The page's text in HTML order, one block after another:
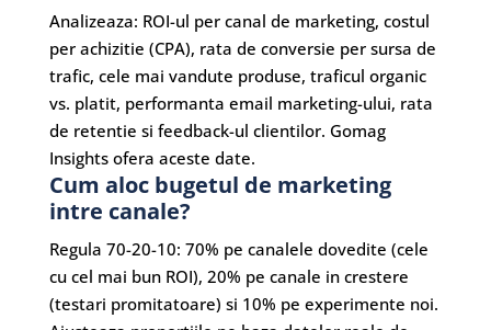
Analizeaza: ROI-ul per canal de marketing, costul
per achizitie (CPA), rata de conversie per sursa de
trafic, cele mai vandute produse, traficul organic
vs. platit, performanta email marketing-ului, rata
de retentie si feedback-ul clientilor. Gomag
Insights ofera aceste date.
Cum aloc bugetul de marketing
intre canale?
Regula 70-20-10: 70% pe canalele dovedite (cele
cu cel mai bun ROI), 20% pe canale in crestere
(testari promitatoare) si 10% pe experimente noi.